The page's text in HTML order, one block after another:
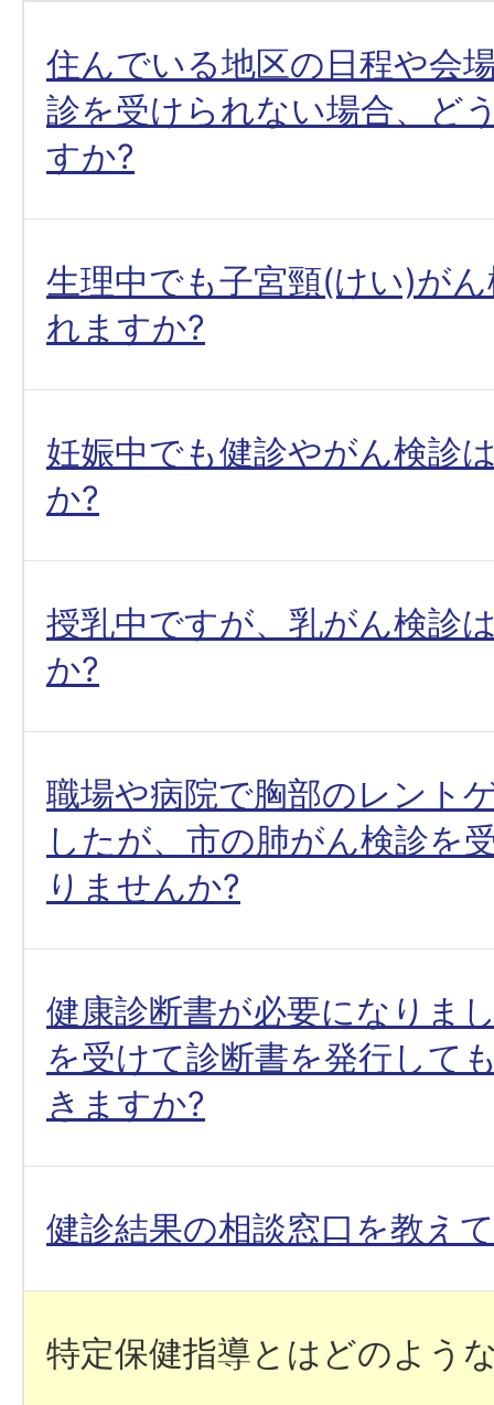
住んでいる地区の日程や会
診を受けられない場合、ど
すか?
生理中でも子宮頸(けい)が
れますか?
妊娠中でも健診やがん検診
か?
授乳中ですが、乳がん検診
か?
職場や病院で胸部のレント
したが、市の肺がん検診を
りませんか?
健康診断書が必要になりま
を受けて診断書を発行して
きますか?
健診結果の相談窓口を教え
特定保健指導とはどのよう